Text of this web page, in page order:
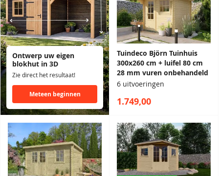
Ontwerp uw eigen
blokhut in 3D
Zie direct het resultaat!
Meteen beginnen
Tuindeco Björn Tuinhuis
300x260 cm + luifel 80 cm
28 mm vuren onbehandeld
6 uitvoeringen
1.749,00